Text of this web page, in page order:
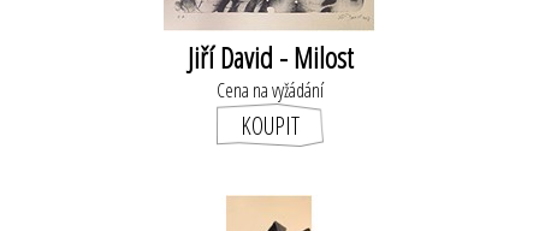
Jiří David - Milost
Cena na vyžádání